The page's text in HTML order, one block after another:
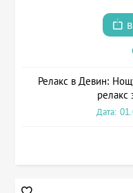
Релакс в Девин:
релакс
Дата: